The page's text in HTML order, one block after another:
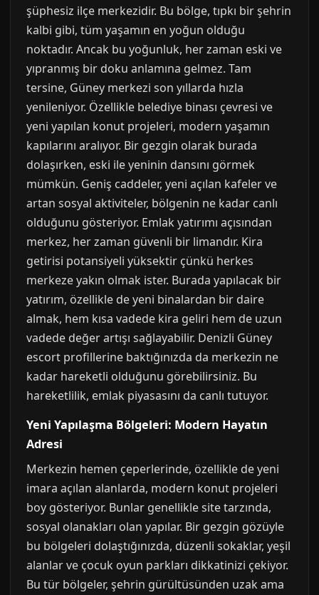
şüphesiz ilçe merkezidir. Bu bölge, tıpkı bir şehrin
kalbi gibi, tüm yaşamın en yoğun olduğu
noktadır. Ancak bu yoğunluk, her zaman eski ve
yıpranmış bir doku anlamına gelmez. Tam
tersine, Güney merkezi son yıllarda hızla
yenileniyor. Özellikle belediye binası çevresi ve
yeni yapılan konut projeleri, modern yaşamın
kapılarını aralıyor. Bir gezgin olarak burada
dolaşırken, eski ile yeninin dansını görmek
mümkün. Geniş caddeler, yeni açılan kafeler ve
artan sosyal aktiviteler, bölgenin ne kadar canlı
olduğunu gösteriyor. Emlak yatırımı açısından
merkez, her zaman güvenli bir limandır. Kira
getirisi potansiyeli yüksektir çünkü herkes
merkeze yakın olmak ister. Burada yapılacak bir
yatırım, özellikle de yeni binalardan bir daire
almak, hem kısa vadede kira geliri hem de uzun
vadede değer artışı sağlayabilir. Denizli Güney
escort profillerine baktığınızda da merkezin ne
kadar hareketli olduğunu görebilirsiniz. Bu
hareketlilik, emlak piyasasını da canlı tutuyor.
Yeni Yapılaşma Bölgeleri: Modern Hayatın
Adresi
Merkezin hemen çeperlerinde, özellikle de yeni
imara açılan alanlarda, modern konut projeleri
boy gösteriyor. Bunlar genellikle site tarzında,
sosyal olanakları olan yapılar. Bir gezgin gözüyle
bu bölgeleri dolaştığınızda, düzenli sokaklar, yeşil
alanlar ve çocuk oyun parkları dikkatinizi çekiyor.
Bu tür bölgeler, şehrin gürültüsünden uzak ama